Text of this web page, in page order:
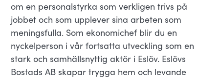
om en personalstyrka som verkligen trivs på
jobbet och som upplever sina arbeten som
meningsfulla. Som ekonomichef blir du en
nyckelperson i vår fortsatta utveckling som en
stark och samhällsnyttig aktör i Eslöv. Eslövs
Bostads AB skapar trygga hem och levande